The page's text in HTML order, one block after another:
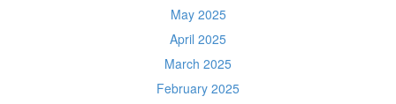
May 2025
April 2025
March 2025
February 2025